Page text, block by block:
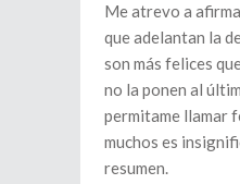
Me atrevo a
que adelantan la
son más felices
no la ponen al
permitame llamar
muchos es
resumen.